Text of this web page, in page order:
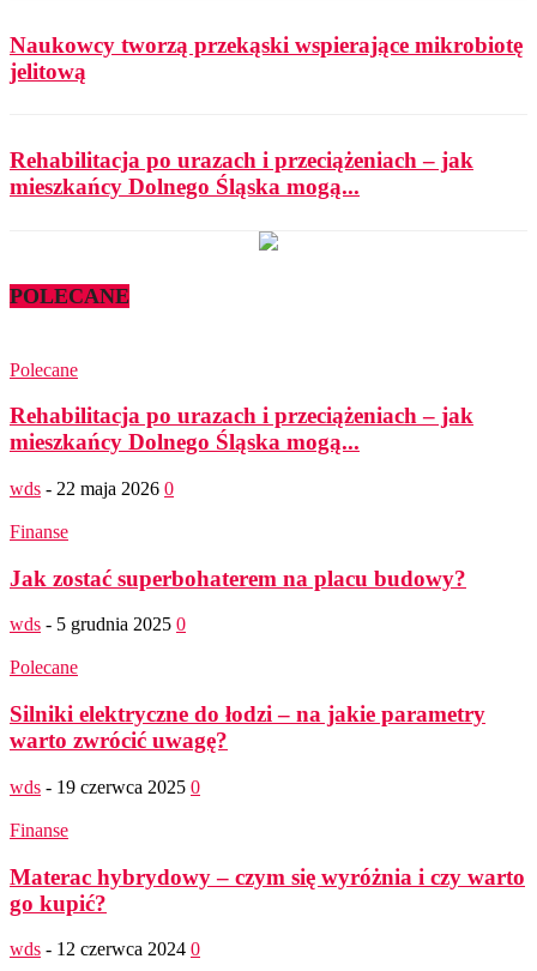
Naukowcy tworzą przekąski wspierające mikrobiotę
jelitową
Rehabilitacja po urazach i przeciążeniach – jak
mieszkańcy Dolnego Śląska mogą...
POLECANE
Polecane
Rehabilitacja po urazach i przeciążeniach – jak
mieszkańcy Dolnego Śląska mogą...
wds - 22 maja 2026 0
Finanse
Jak zostać superbohaterem na placu budowy?
wds - 5 grudnia 2025 0
Polecane
Silniki elektryczne do łodzi – na jakie parametry
warto zwrócić uwagę?
wds - 19 czerwca 2025 0
Finanse
Materac hybrydowy – czym się wyróżnia i czy warto
go kupić?
wds - 12 czerwca 2024 0